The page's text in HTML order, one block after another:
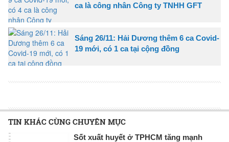
ca là công nhân Công ty TNHH GFT
Sáng 26/11: Hải Dương thêm 6 ca Covid-
19 mới, có 1 ca tại cộng đồng
TIN KHÁC CÙNG CHUYÊN MỤC
Sốt xuất huyết ở TPHCM tăng mạnh